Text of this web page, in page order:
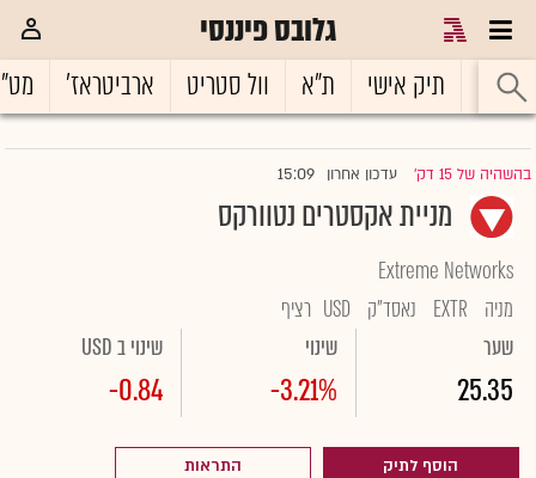
גלובס פיננסי
ראשי תיק אישי ת"א וול סטריט ארביטראז'
בהשהיה של 15 דק' |עדכון אחרון 15:09
מניית אקסטרים נטוורקס
Extreme Networks
מניה
EXTR נאסד"ק USD רציף
שער
25.35
שינוי
-3.21%
שינוי ב USD
-0.84
הוסף לתיק התראות